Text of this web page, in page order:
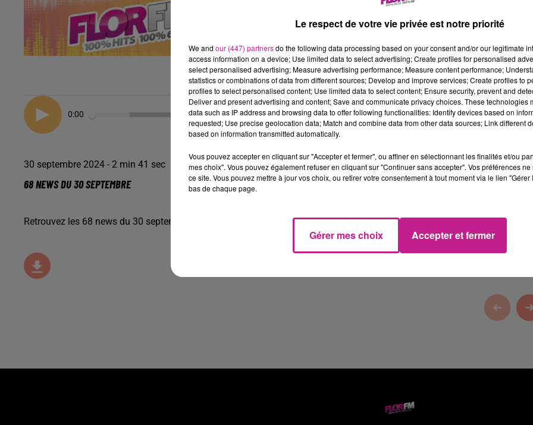
0:00 2 min 41
30 septembre 2024 - 2 min 41 sec
68 NEWS DU 30 SEPTEMBRE
Retrouvez les 68 news du 30 septembre, avec , depuis 32 ans à votre service.
Le respect de votre vie privée est notre priorité
We and our (447) partnersdo the following data processing based on your consent and/or our legitimate
access information on a device; Use limited data to select advertising; Create profiles for personalised
select personalised advertising; Measure advertising performance; Measure content performance;
statistics or combinations of data from different sources; Develop and improve services; Create profiles to
profiles to select personalised content; Use limited data to select content; Ensure security, prevent and
Deliver and present advertising and content; Save and communicate privacy choices. These technologies
data such as IP address and browsing data to offer following functionalities: Identify devices based on
requested; Use precise geolocation data; Match and combine data from other data sources; Link different
based on information transmitted automatically.
Vous pouvez accepter en cliquant sur "Accepter et fermer", ou affiner en sélectionnant les finalités et/ou
mes choix". Vous pouvez également refuser en cliquant sur "Continuer sans accepter". Vos préférences
ce site. Vous pouvez mettre à jour vos choix, ou retirer votre consentement à tout moment via le lien
bas de chaque page.
Gérer mes choix Accepter et fermer